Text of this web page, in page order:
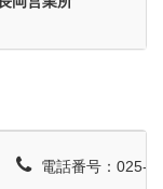
電話番号：025-